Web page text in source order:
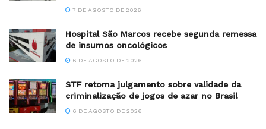
7 DE AGOSTO DE 2026
Hospital São Marcos recebe segunda remessa
de insumos oncológicos
6 DE AGOSTO DE 2026
STF retoma julgamento sobre validade da
criminalização de jogos de azar no Brasil
6 DE AGOSTO DE 2026